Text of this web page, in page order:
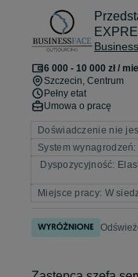
6 000 - 10 000 zł /
Szczecin, Centrum
Pełny etat
Umowa o pracę
Doświadczenie nie
System
Dyspozycyjność:
Miejsce pracy: W